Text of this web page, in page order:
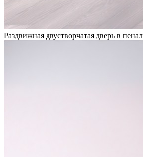
Раздвижная двустворчатая дверь в пенал